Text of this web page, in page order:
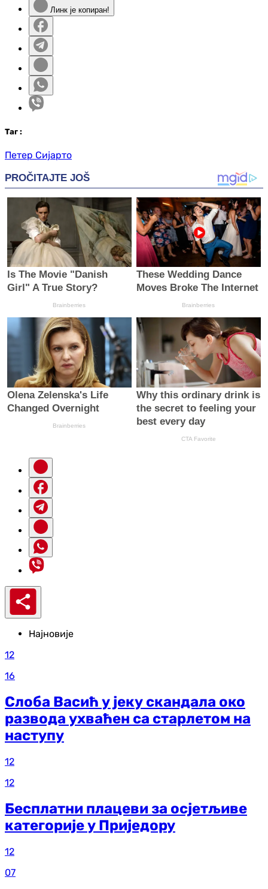
Линк је копиран!
Таг :
Петер Сијарто
Најновије
12
16
Слоба Васић у јеку скандала око
развода ухваћен са старлетом на
наступу
12
12
Бесплатни плацеви за осјетљиве
категорије у Приједору
12
07